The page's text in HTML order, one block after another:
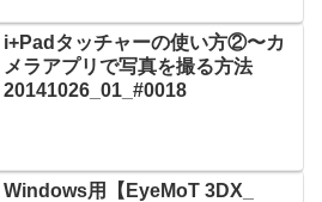
i+Padタッチャーの使い方②〜カ
メラアプリで写真を撮る方法
20141026_01_#0018
Windows用【EyeMoT 3DX_